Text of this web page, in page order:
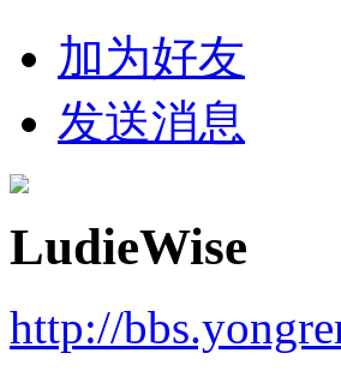
加为好友
发送消息
LudieWise
http://